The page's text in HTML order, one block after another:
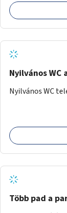
Nyilvános
Nyilvános WC
Több pad a